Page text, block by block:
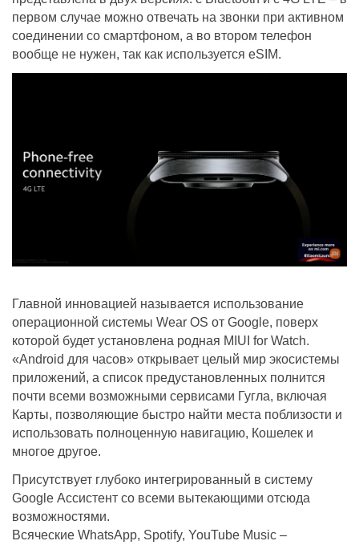
первом случае можно отвечать на звонки при активном
соединении со смартфоном, а во втором телефон
вообще не нужен, так как используется eSIM.
Главной инновацией называется использование
операционной системы Wear OS от Google, поверх
которой будет установлена родная MIUI for Watch.
«Android для часов» открывает целый мир экосистемы
приложений, а список предустановленных полнится
почти всеми возможными сервисами Гугла, включая
Карты, позволяющие быстро найти места поблизости и
использовать полноценную навигацию, Кошелек и
многое другое.
Присутствует глубоко интегрированный в систему
Google Ассистент со всеми вытекающими отсюда
возможностями.
Всяческие WhatsApp, Spotify, YouTube Music –